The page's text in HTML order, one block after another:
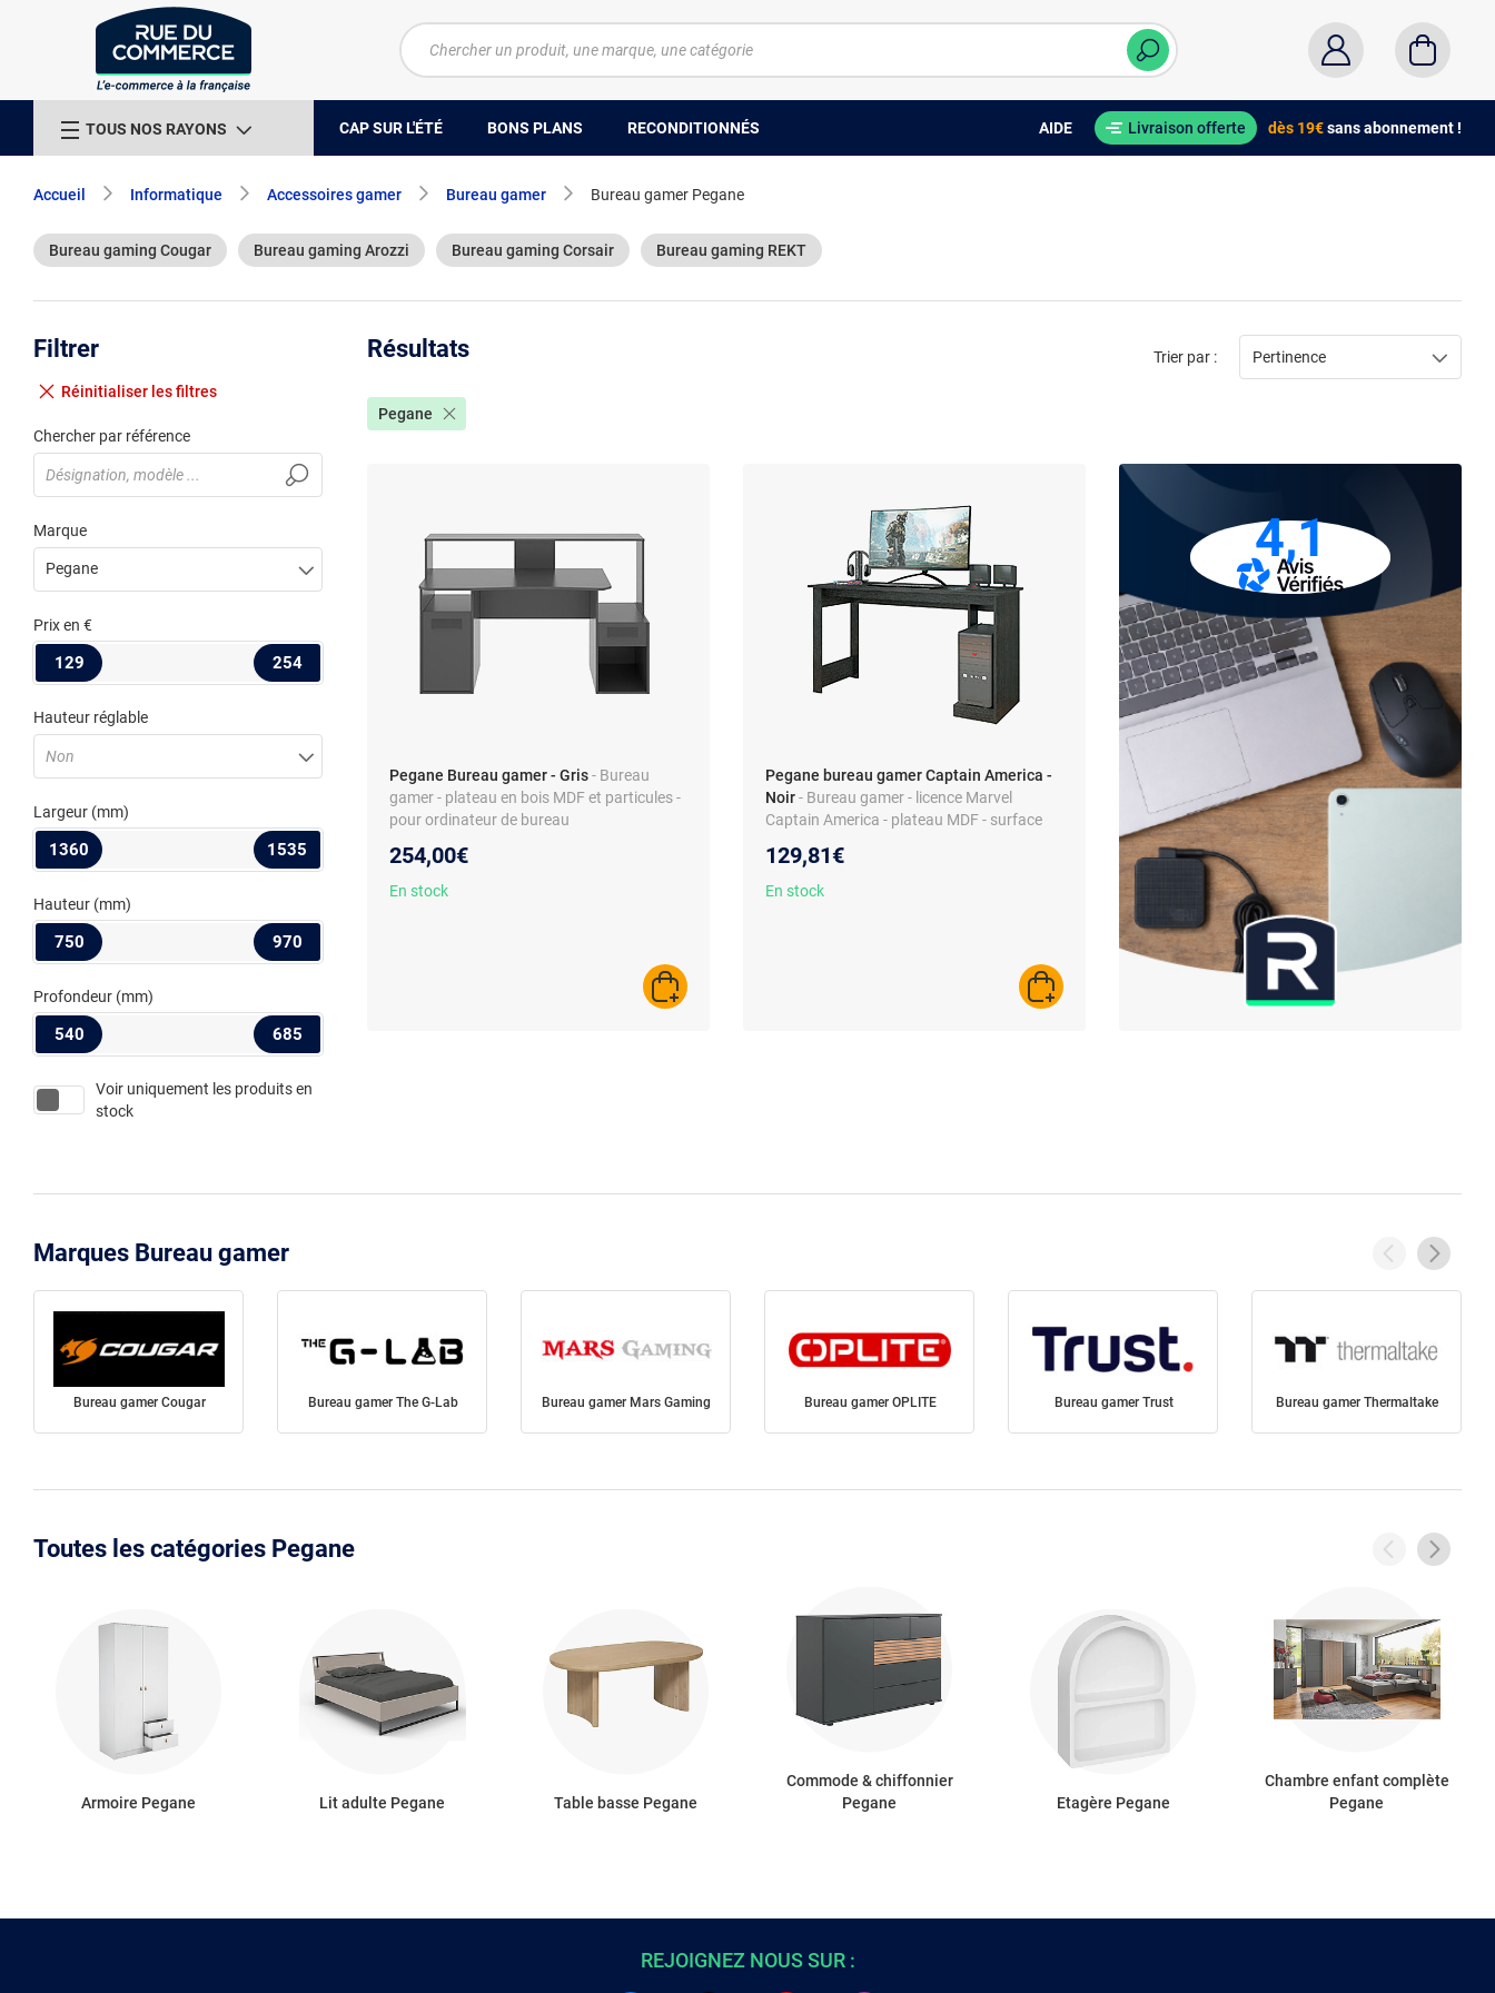
TOUS NOS RAYONS CAP SUR L'ÉTÉ BONS PLANS RECONDITIONNÉS AIDE Livraison offerte dès 19€sans abonnement !
Accueil Informatique Accessoires gamer Bureau gamer Bureau gamer Pegane
Bureau gaming Cougar Bureau gaming Arozzi Bureau gaming Corsair Bureau gaming REKT
Filtrer
Réinitialiser les filtres
Chercher par référence
Marque
Pegane
Prixen €
129 254
Hauteur réglable
Non
Largeur (mm)
1360 1535
Hauteur (mm)
750 970
Profondeur (mm)
540 685
Voir uniquement les produits en
stock
Résultats
Pegane
Trier par : Pertinence
Pegane Bureau gamer - Gris- Bureau
gamer - plateau en bois MDF et particules -
pour ordinateur de bureau
254,00€
En stock
AJOUTER AU PANIER
Pegane bureau gamer Captain America -
Noir- Bureau gamer - licence Marvel
Captain America - plateau MDF - surface
129,81€
En stock
AJOUTER AU PANIER
4,1
Marques Bureau gamer
Bureau gamer Cougar Bureau gamer The G-Lab Bureau gamer Mars Gaming Bureau gamer OPLITE Bureau gamer Trust Bureau gamer Thermaltake
Toutes les catégories Pegane
Armoire Pegane Lit adulte Pegane Table basse Pegane
Commode & chiffonnier
Pegane
Etagère Pegane
Chambre enfant complète
Pegane
REJOIGNEZ NOUS SUR :